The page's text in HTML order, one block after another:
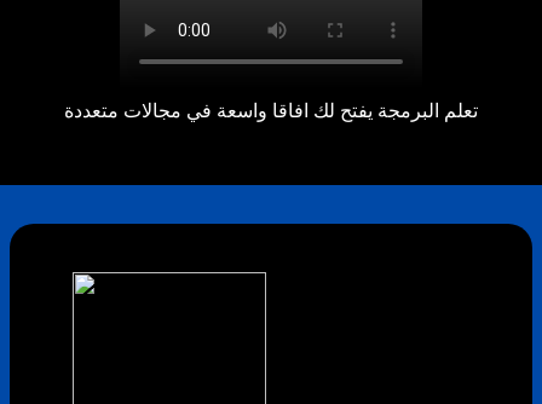
تعلم البرمجة يفتح لك افاقا واسعة في مجالات متعددة